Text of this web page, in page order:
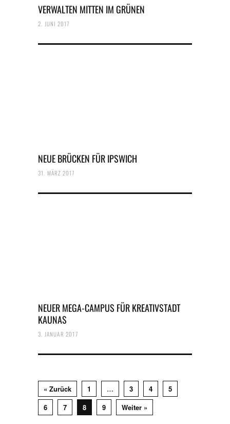
VERWALTEN MITTEN IM GRÜNEN
2. JUNI 2017
NEUE BRÜCKEN FÜR IPSWICH
31. MÄRZ 2017
NEUER MEGA-CAMPUS FÜR KREATIVSTADT
KAUNAS
3. JANUAR 2017
« Zurück 1 … 3 4
5
6
7 8 9 Weiter »